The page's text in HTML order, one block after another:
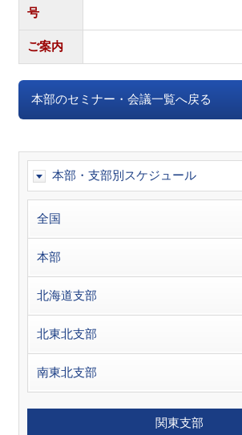
号
ご案内
本部のセミナー・会議一覧へ戻る
本部・支部別スケジュール
全国
本部
北海道支部
北東北支部
南東北支部
関東支部